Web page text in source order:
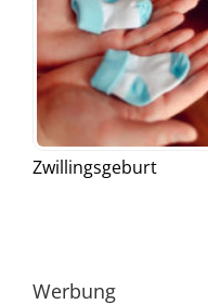
Zwillingsgeburt
Werbung